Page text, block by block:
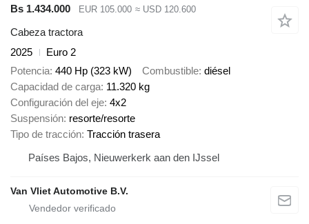
Bs 1.434.000
EUR 105.000 ≈ USD 120.600
Cabeza tractora
2025
Euro 2
Potencia 440 Hp (323 kW) Combustible diésel
Capacidad de carga 11.320 kg
Configuración del eje 4x2
Suspensión resorte/resorte
Tipo de tracción Tracción trasera
Países Bajos, Nieuwerkerk aan den IJssel
Van Vliet Automotive B.V.